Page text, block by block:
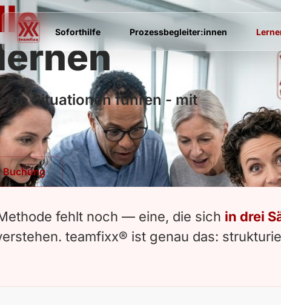
Soforthilfe Prozessbegleiter:innen
Situationen führen - mit
Buchung
fehlt noch — eine, die sich in drei
teamfixx® ist genau das: